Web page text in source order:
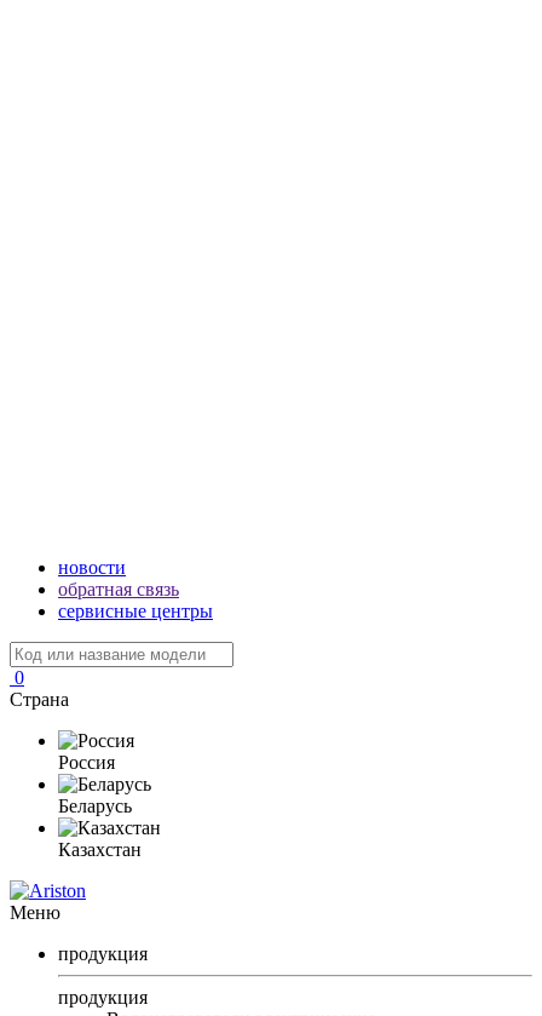
новости
обратная связь
сервисные центры
0
Страна
Россия
Беларусь
Казахстан
Меню
продукция
продукция